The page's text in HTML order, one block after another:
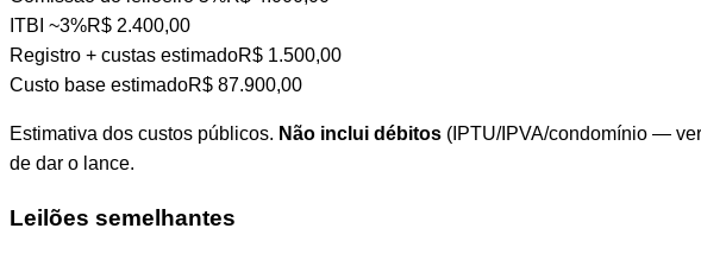
ITBI ~3%R$ 2.400,00
Registro + custas estimadoR$ 1.500,00
Custo base estimadoR$ 87.900,00
Estimativa dos custos públicos. Não inclui débitos (IPTU/IPVA/condomínio —
de dar o lance.
Leilões semelhantes